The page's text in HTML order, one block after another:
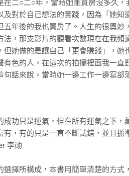
有可能
只是沒有放棄為自己選擇的權利
結果，而是一種日常練習。
Carl Rogers）說過：
抵達，而是一段不斷前進的方向。
a destination.）
不斷前進的人。她用自己的故事提
或只是想找回對生活的喜歡，就讓這
那個閃閃發光的自己！
值的投資
在二○二○年，當時她剛買房沒多久
及對於自己想法的實踐，因為「她知
五年後的我也買房了。人生的很奧
法，那支影片的觀看次數現在在我頻
但她做的是讓自己「更會賺錢」，她
有色的人，在這次的拍攝裡面我一直
句話來說，當時她一邊工作一邊寫部
可能很不一樣」，我們總想著自己想
怕被嘲笑、怕被不理解，單就是沒有
變成富一代，不是我們特別厲害，
不到門路。
成功只是運氣，但在所有運氣之下，
有，有的只是一直不斷試錯，並且抓
李勛
選擇所構成，本書用簡單清楚的方式